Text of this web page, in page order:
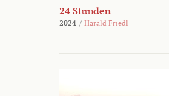
24 Stunden
2024 / Harald Friedl